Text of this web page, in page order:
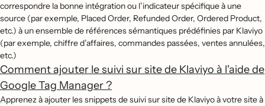
correspondre la bonne intégration ou l’indicateur spécifique à une
source (par exemple, Placed Order, Refunded Order, Ordered Product,
etc.) à un ensemble de références sémantiques prédéfinies par Klaviyo
(par exemple, chiffre d’affaires, commandes passées, ventes annulées,
etc.)
Comment ajouter le suivi sur site de Klaviyo à l'aide de
Google Tag Manager ?
Apprenez à ajouter les snippets de suivi sur site de Klaviyo à votre site à